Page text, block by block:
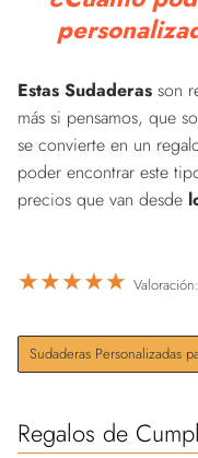
Estas Sudaderas son
más si pensamos, que
se convierte en un
poder encontrar este
precios que van desde
★★★★★
Sudaderas Personalizadas
Regalos de